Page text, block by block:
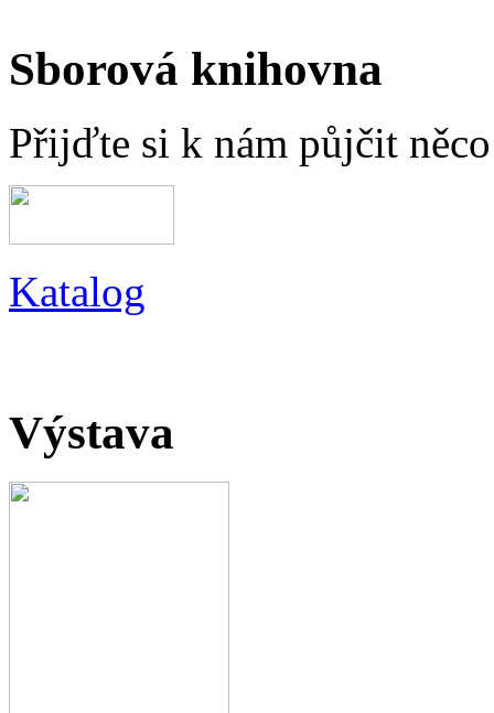
Sborová knihovna
Přijďte si k nám půjčit
Katalog
Výstava